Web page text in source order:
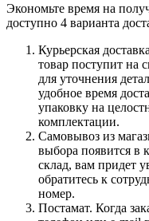
Экономьте время на
доступно 4 варианта
Курьерская
товар поступит на
для уточнения
удобное время
упаковку на
комплектации.
Самовывоз из
выбора появится в
склад, вам придет
обратитесь к
номер.
Постамат. Когда